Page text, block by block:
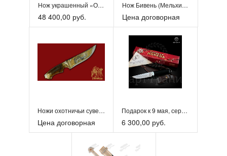
Нож украшенный «Охота на уток»
48 400,00 руб.
Нож Бивень (Мельхиор)
Цена договорная
Ножи охотничьи сувенирные
Цена договорная
Подарок к 9 мая, серия ножей «Василий Тёркин»
6 300,00 руб.